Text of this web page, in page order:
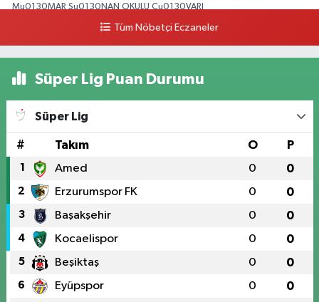
Mu0130MAR Su0130NAN OKULU Cu0130VARI
Yol Tarifi Al
Tüm Nöbetçi Eczaneler
Süper Lig Puan Durumu
Süper Lig
# Takım O P
1 Amed 0 0
2 Erzurumspor FK 0 0
3 Başakşehir 0 0
4 Kocaelispor 0 0
5 Beşiktaş 0 0
6 Eyüpspor 0 0